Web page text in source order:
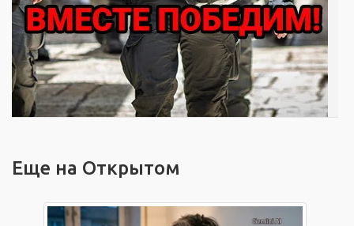
Еще на Открытом